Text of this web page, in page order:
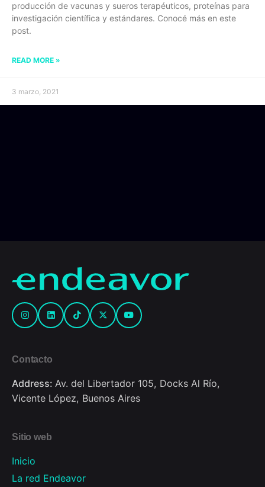
producción de vacunas y sueros terapéuticos, proteínas para
investigación científica y estándares. Conocé más en este
post.
READ MORE »
3 marzo, 2021
Contacto
Address: Av. del Libertador 105, Docks Al Río,
Vicente López, Buenos Aires
Sitio web
Inicio
La red Endeavor